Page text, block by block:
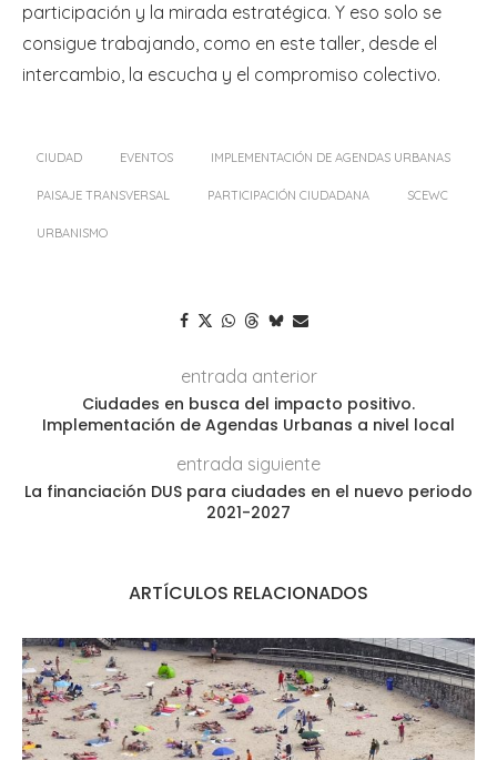
participación y la mirada estratégica. Y eso solo se
consigue trabajando, como en este taller, desde el
intercambio, la escucha y el compromiso colectivo.
CIUDAD EVENTOS IMPLEMENTACIÓN DE AGENDAS URBANAS
PAISAJE TRANSVERSAL PARTICIPACIÓN CIUDADANA SCEWC
URBANISMO
entrada anterior
Ciudades en busca del impacto positivo.
Implementación de Agendas Urbanas a nivel local
entrada siguiente
La financiación DUS para ciudades en el nuevo periodo
2021-2027
ARTÍCULOS RELACIONADOS